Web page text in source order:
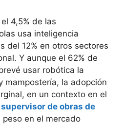
4,5% de las
usa inteligencia
del 12% en otros sectores
Y aunque el 62% de
usar robótica la
mampostería, la adopción
en un contexto en el
supervisor de obras de
peso en el mercado